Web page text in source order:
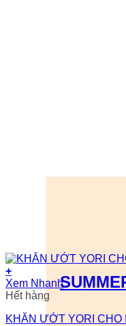
+
Xem Nhanh
Hết hàng
KHĂN ƯỚT YORI CHO